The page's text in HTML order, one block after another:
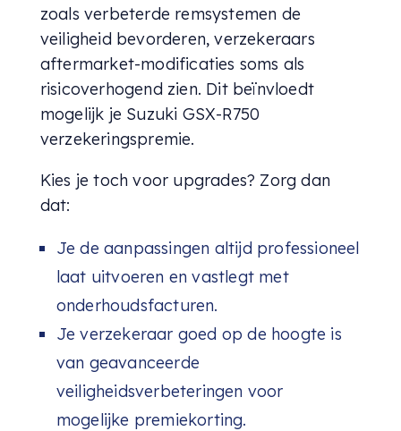
zoals verbeterde remsystemen de
veiligheid bevorderen, verzekeraars
aftermarket-modificaties soms als
risicoverhogend zien. Dit beïnvloedt
mogelijk je Suzuki GSX-R750
verzekeringspremie.
Kies je toch voor upgrades? Zorg dan
dat:
Je de aanpassingen altijd professioneel
laat uitvoeren en vastlegt met
onderhoudsfacturen.
Je verzekeraar goed op de hoogte is
van geavanceerde
veiligheidsverbeteringen voor
mogelijke premiekorting.